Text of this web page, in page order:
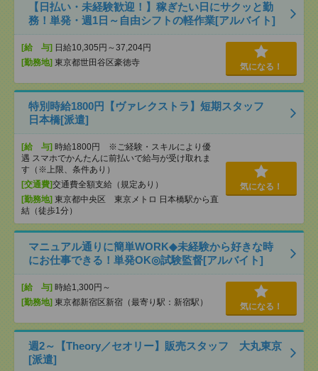
【日払い・未経験歓迎！】稼ぎたい日にサクッと勤
務！単発・週1日～自由シフトの軽作業[アルバイト]
[給 与] 日給10,305円～37,204円
[勤務地] 東京都世田谷区豪徳寺 気になる！
特別時給1800円【ヴァレクストラ】短期スタッフ
日本橋[派遣]
[給 与] 時給1800円 ※ご経験・スキルにより優
遇 スマホでかんたんに前払いで給与が受け取れま
す（※上限、条件あり）
[交通費]交通費全額支給（規定あり）
[勤務地] 東京都中央区 東京メトロ 日本橋駅から直
結（徒歩1分）
気になる！
マニュアル通りに簡単WORK◆未経験から好きな時
にお仕事できる！単発OK◎試験監督[アルバイト]
[給 与] 時給1,300円～
[勤務地] 東京都新宿区新宿（最寄り駅：新宿駅） 気になる！
週2～【Theory／セオリー】販売スタッフ 大丸東京
[派遣]